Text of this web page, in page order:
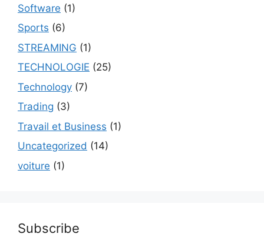
Software (1)
Sports (6)
STREAMING (1)
TECHNOLOGIE (25)
Technology (7)
Trading (3)
Travail et Business (1)
Uncategorized (14)
voiture (1)
Subscribe